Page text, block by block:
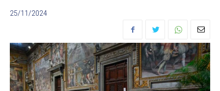
25/11/2024